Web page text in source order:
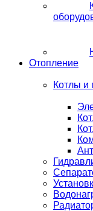
Отопление
Котлы и